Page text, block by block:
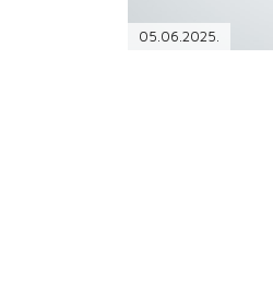
05.06.2025.